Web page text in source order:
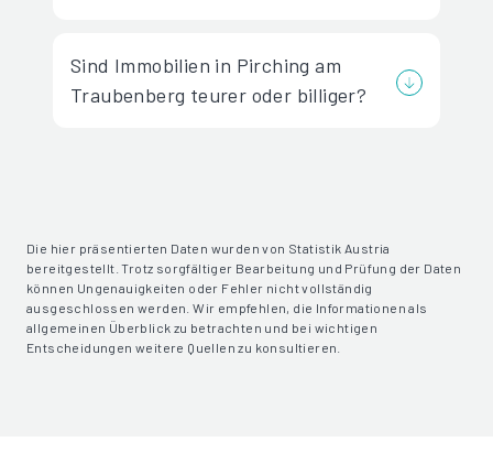
Sind Immobilien in Pirching am
Traubenberg teurer oder billiger?
Die hier präsentierten Daten wurden von Statistik Austria
bereitgestellt. Trotz sorgfältiger Bearbeitung und Prüfung der Daten
können Ungenauigkeiten oder Fehler nicht vollständig
ausgeschlossen werden. Wir empfehlen, die Informationen als
allgemeinen Überblick zu betrachten und bei wichtigen
Entscheidungen weitere Quellen zu konsultieren.